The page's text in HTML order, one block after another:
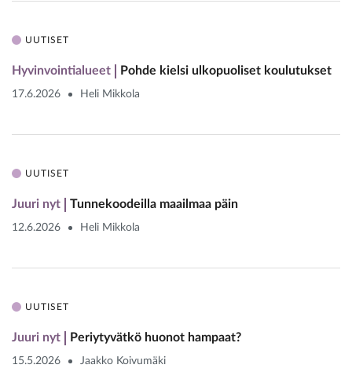
UUTISET
Hyvinvointialueet Pohde kielsi ulkopuoliset koulutukset
17.6.2026 Heli Mikkola
UUTISET
Juuri nyt Tunnekoodeilla maailmaa päin
12.6.2026 Heli Mikkola
UUTISET
Juuri nyt Periytyvätkö huonot hampaat?
15.5.2026 Jaakko Koivumäki